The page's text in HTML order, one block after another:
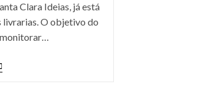
Clara Ideias, já está
livrarias. O objetivo do